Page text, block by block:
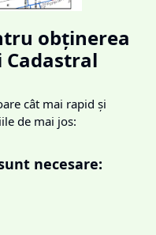
obținerea
Cadastral
cât mai rapid și
de mai jos:
necesare: